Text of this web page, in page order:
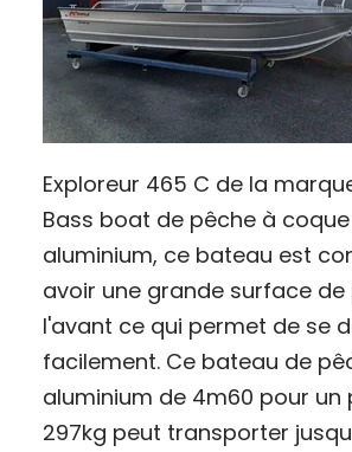
Exploreur 465 C de la
Bass boat de pêche à
aluminium, ce bateau est
avoir une grande surface de
l'avant ce qui permet de se
facilement. Ce bateau de
aluminium de 4m60 pour un
297kg peut transporter